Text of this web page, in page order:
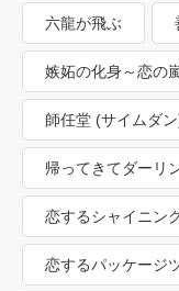
六龍が飛ぶ
嫉妬の化身～恋の
師任堂 (サイムダ
帰ってきてダーリ
恋するシャイニン
～
恋するパッケージ